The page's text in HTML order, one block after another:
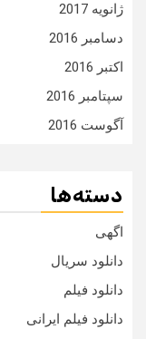
ژانویه 2017
دسامبر 2016
اکتبر 2016
سپتامبر 2016
آگوست 2016
دسته‌ها
اگهی
دانلود سریال
دانلود فیلم
دانلود فیلم ایرانی